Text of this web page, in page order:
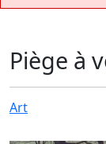
Piège à
Art